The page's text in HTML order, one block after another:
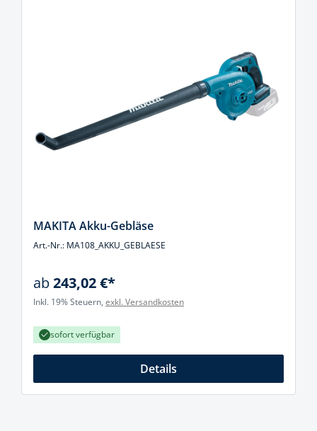
MAKITA Akku-Gebläse
Art.-Nr.: MA108_AKKU_GEBLAESE
ab243,02 €*
Inkl. 19% Steuern, exkl. Versandkosten
sofort verfügbar
Details